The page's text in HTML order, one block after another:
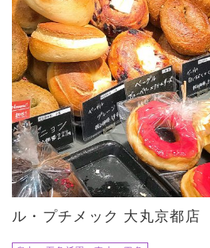
ル・プチメック 大丸京都店